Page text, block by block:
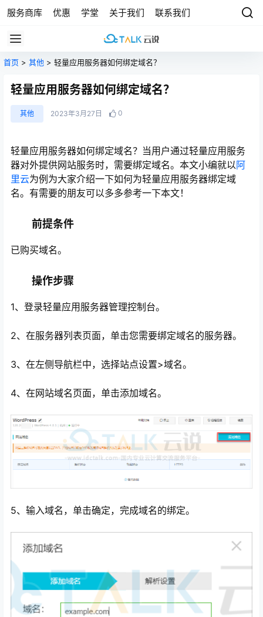
服务商库 优惠 学堂 关于我们 联系我们
首页 > 其他 > 轻量应用服务器如何绑定域名？
轻量应用服务器如何绑定域名？
其他 2023年3月27日 0
轻量应用服务器如何绑定域名？当用户通过轻量应用服务
器对外提供网站服务时，需要绑定域名。本文小编就以阿
里云为例为大家介绍一下如何为轻量应用服务器绑定域
名。有需要的朋友可以多多参考一下本文！
前提条件
已购买域名。
操作步骤
1、登录轻量应用服务器管理控制台。
2、在服务器列表页面，单击您需要绑定域名的服务器。
3、在左侧导航栏中，选择站点设置>域名。
4、在网站域名页面，单击添加域名。
5、输入域名，单击确定，完成域名的绑定。